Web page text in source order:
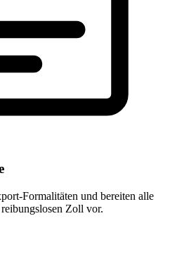
Formalitäten und bereiten alle
Zoll vor.